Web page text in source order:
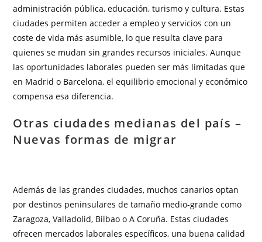
administración pública, educación, turismo y cultura. Estas
ciudades permiten acceder a empleo y servicios con un
coste de vida más asumible, lo que resulta clave para
quienes se mudan sin grandes recursos iniciales. Aunque
las oportunidades laborales pueden ser más limitadas que
en Madrid o Barcelona, el equilibrio emocional y económico
compensa esa diferencia.
Otras ciudades medianas del país –
Nuevas formas de migrar
Además de las grandes ciudades, muchos canarios optan
por destinos peninsulares de tamaño medio-grande como
Zaragoza, Valladolid, Bilbao o A Coruña. Estas ciudades
ofrecen mercados laborales específicos, una buena calidad